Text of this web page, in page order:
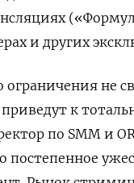
и других
не
к
по SMM и
постепенное